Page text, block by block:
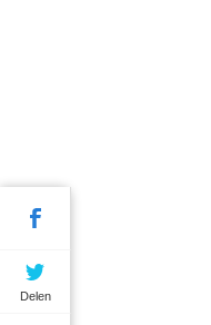
Delen